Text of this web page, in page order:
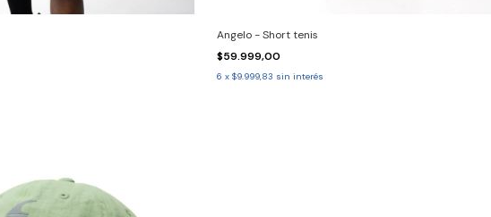
Angelo - Short tenis
$59.999,00
6 x $9.999,83 sin interés